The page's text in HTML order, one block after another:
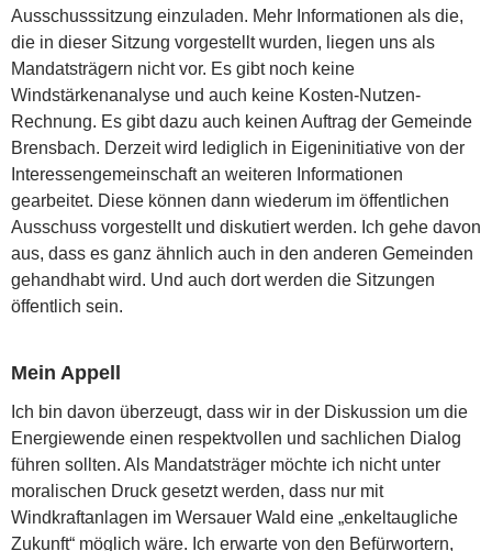
Ausschusssitzung einzuladen. Mehr Informationen als die,
die in dieser Sitzung vorgestellt wurden, liegen uns als
Mandatsträgern nicht vor. Es gibt noch keine
Windstärkenanalyse und auch keine Kosten-Nutzen-
Rechnung. Es gibt dazu auch keinen Auftrag der Gemeinde
Brensbach. Derzeit wird lediglich in Eigeninitiative von der
Interessengemeinschaft an weiteren Informationen
gearbeitet. Diese können dann wiederum im öffentlichen
Ausschuss vorgestellt und diskutiert werden. Ich gehe davon
aus, dass es ganz ähnlich auch in den anderen Gemeinden
gehandhabt wird. Und auch dort werden die Sitzungen
öffentlich sein.
Mein Appell
Ich bin davon überzeugt, dass wir in der Diskussion um die
Energiewende einen respektvollen und sachlichen Dialog
führen sollten. Als Mandatsträger möchte ich nicht unter
moralischen Druck gesetzt werden, dass nur mit
Windkraftanlagen im Wersauer Wald eine „enkeltaugliche
Zukunft“ möglich wäre. Ich erwarte von den Befürwortern,